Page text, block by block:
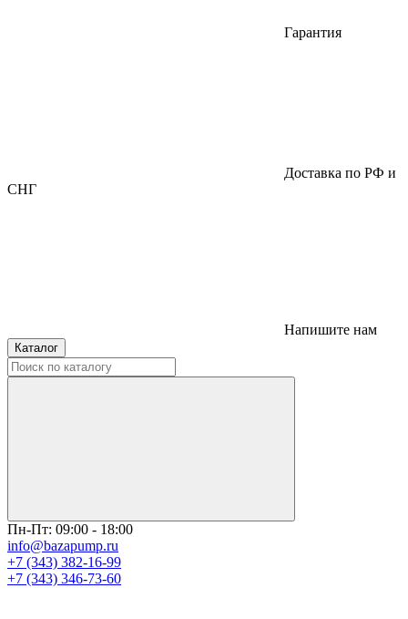
Гарантия
Доставка по РФ и
СНГ
Напишите нам
Каталог
Пн-Пт: 09:00 - 18:00
info@bazapump.ru
+7 (343) 382-16-99
+7 (343) 346-73-‬60